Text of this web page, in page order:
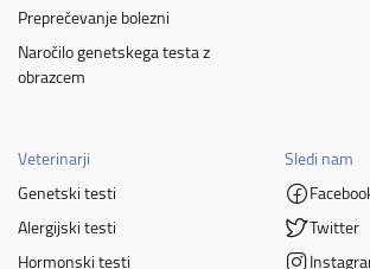
Preprečevanje bolezni
Naročilo genetskega testa z
obrazcem
Veterinarji
Genetski testi
Alergijski testi
Hormonski testi
Sledi nam
Twitter